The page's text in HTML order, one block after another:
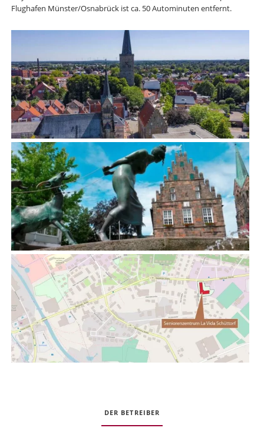
Flughafen Münster/Osnabrück ist ca. 50 Autominuten entfernt.
DER BETREIBER